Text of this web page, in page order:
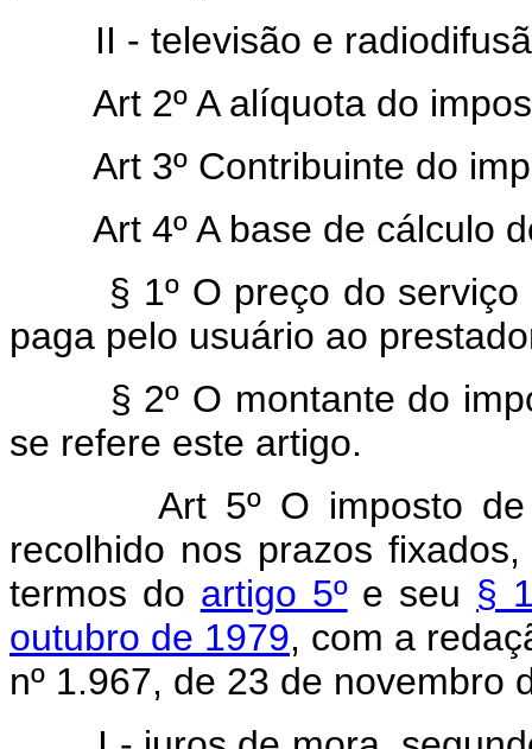
II - televisão e
Art 2º A alíquota do
Art 3º Contribuinte do
Art 4º A base de cálculo
§ 1º O preço do serviço
paga pelo usuário ao
§ 2º O montante do
se refere este artigo.
Art 5º O imposto
recolhido nos prazos
termos do artigo 5ºe seu §
outubro de 1979, com a
nº 1.967, de 23 de novembro